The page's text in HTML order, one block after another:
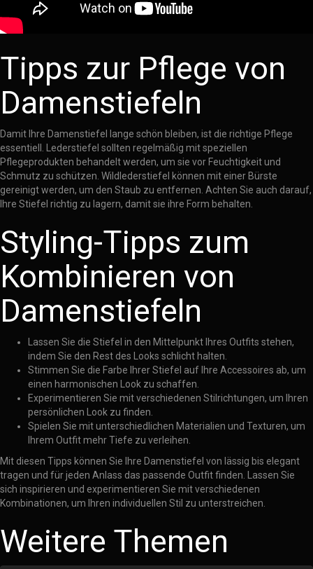
Tipps zur Pflege von
Damenstiefeln
Damit Ihre Damenstiefel lange schön bleiben, ist die richtige Pflege
essentiell. Lederstiefel sollten regelmäßig mit speziellen
Pflegeprodukten behandelt werden, um sie vor Feuchtigkeit und
Schmutz zu schützen. Wildlederstiefel können mit einer Bürste
gereinigt werden, um den Staub zu entfernen. Achten Sie auch darauf,
Ihre Stiefel richtig zu lagern, damit sie ihre Form behalten.
Styling-Tipps zum
Kombinieren von
Damenstiefeln
Lassen Sie die Stiefel in den Mittelpunkt Ihres Outfits stehen,
indem Sie den Rest des Looks schlicht halten.
Stimmen Sie die Farbe Ihrer Stiefel auf Ihre Accessoires ab, um
einen harmonischen Look zu schaffen.
Experimentieren Sie mit verschiedenen Stilrichtungen, um Ihren
persönlichen Look zu finden.
Spielen Sie mit unterschiedlichen Materialien und Texturen, um
Ihrem Outfit mehr Tiefe zu verleihen.
Mit diesen Tipps können Sie Ihre Damenstiefel von lässig bis elegant
tragen und für jeden Anlass das passende Outfit finden. Lassen Sie
sich inspirieren und experimentieren Sie mit verschiedenen
Kombinationen, um Ihren individuellen Stil zu unterstreichen.
Weitere Themen